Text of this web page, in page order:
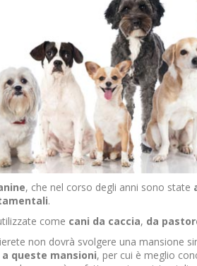
, che nel corso degli anni sono state
.
come cani da caccia, da
non dovrà svolgere una mansione
queste mansioni, per cui è meglio